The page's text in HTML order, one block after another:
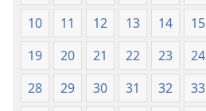
10
11 12 13 14 15
19
20 21 22 23 24
28
29 30 31 32 33